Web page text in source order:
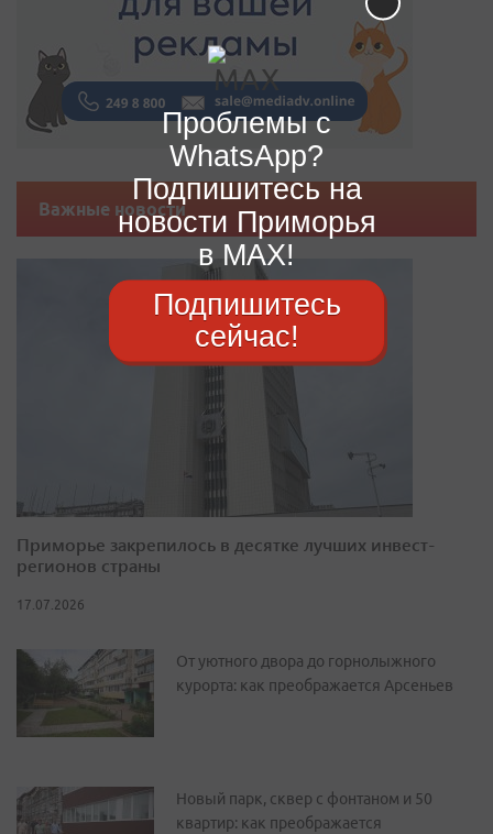
Важные новости
Приморье закрепилось в десятке лучших инвест-
регионов страны
17.07.2026
От уютного двора до горнолыжного
курорта: как преображается Арсеньев
Новый парк, сквер с фонтаном и 50
квартир: как преображается
Проблемы с
WhatsApp?
Подпишитесь на
новости Приморья
в MAX!
Подпишитесь
сейчас!